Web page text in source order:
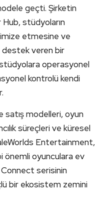
geçti. Şirketin
stüdyoların
etmesine ve
destek veren bir
operasyonel
kontrolü kendi
modelleri, oyun
süreçleri ve küresel
Entertainment,
önemli oyunculara ev
serisinin
bir ekosistem zemini